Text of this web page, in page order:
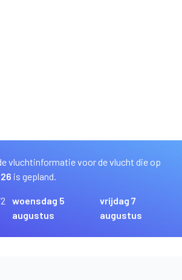
vluchtinformatie voor de vlucht die op
is gepland.
woensdag 5
augustus
vrijdag 7
augustus